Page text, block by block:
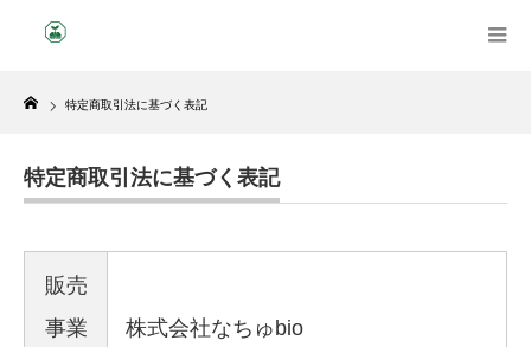
Home
特定商取引法に基づく表記
特定商取引法に基づく表記
販売
事業
株式会社なちゅbio